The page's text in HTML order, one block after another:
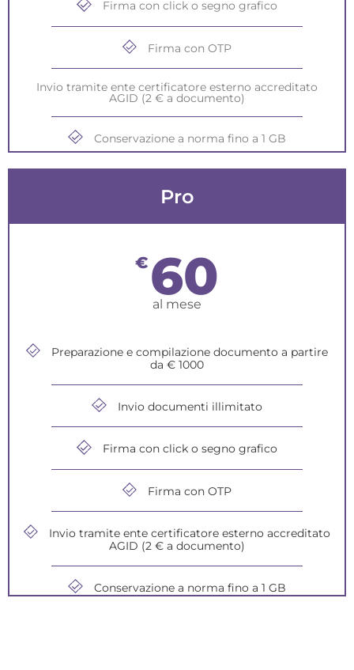
Firma con click o segno grafico
Firma con OTP
Invio tramite ente certificatore esterno accreditato
AGID (2 € a documento)
Conservazione a norma fino a 1 GB
Pro
€ 60
al mese
Preparazione e compilazione documento a partire
da € 1000
Invio documenti illimitato
Firma con click o segno grafico
Firma con OTP
Invio tramite ente certificatore esterno accreditato
AGID (2 € a documento)
Conservazione a norma fino a 1 GB